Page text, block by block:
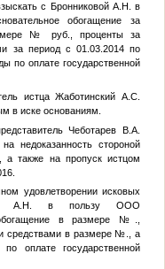
с Бронниковой А.Н. в
обогащение за
№
руб., проценты за
за период с 01.03.2014 по
по оплате государственной
истца Жаботинский А.С.
в иске основаниям.
Чеботарев В.А.
недоказанность стороной
а также на пропуск истцом
удовлетворении исковых
А.Н. в пользу ООО
в размере
№
средствами в размере №
., а
оплате государственной